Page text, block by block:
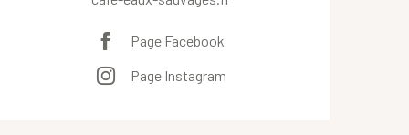
Page Facebook
Page Instagram